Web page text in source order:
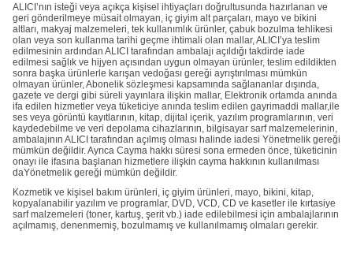
ALICI’nın isteği veya açıkça kişisel ihtiyaçları doğrultusunda hazırlanan ve
geri gönderilmeye müsait olmayan, iç giyim alt parçaları, mayo ve bikini
altları, makyaj malzemeleri, tek kullanımlık ürünler, çabuk bozulma tehlikesi
olan veya son kullanma tarihi geçme ihtimali olan mallar, ALICI’ya teslim
edilmesinin ardından ALICI tarafından ambalajı açıldığı takdirde iade
edilmesi sağlık ve hijyen açısından uygun olmayan ürünler, teslim edildikten
sonra başka ürünlerle karışan vedoğası gereği ayrıştırılması mümkün
olmayan ürünler, Abonelik sözleşmesi kapsamında sağlananlar dışında,
gazete ve dergi gibi süreli yayınlara ilişkin mallar, Elektronik ortamda anında
ifa edilen hizmetler veya tüketiciye anında teslim edilen gayrimaddi mallar,ile
ses veya görüntü kayıtlarının, kitap, dijital içerik, yazılım programlarının, veri
kaydedebilme ve veri depolama cihazlarının, bilgisayar sarf malzemelerinin,
ambalajının ALICI tarafından açılmış olması halinde iadesi Yönetmelik gereği
mümkün değildir. Ayrıca Cayma hakkı süresi sona ermeden önce, tüketicinin
onayı ile ifasına başlanan hizmetlere ilişkin cayma hakkının kullanılması
daYönetmelik gereği mümkün değildir.
Kozmetik ve kişisel bakım ürünleri, iç giyim ürünleri, mayo, bikini, kitap,
kopyalanabilir yazılım ve programlar, DVD, VCD, CD ve kasetler ile kırtasiye
sarf malzemeleri (toner, kartuş, şerit vb.) iade edilebilmesi için ambalajlarının
açılmamış, denenmemiş, bozulmamış ve kullanılmamış olmaları gerekir.